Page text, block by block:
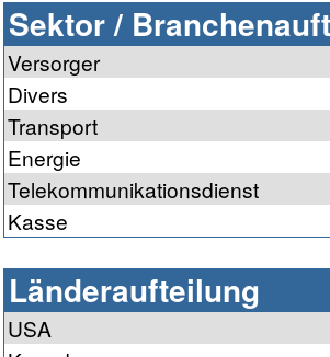
Sektor /
Versorger
Divers
Transport
Energie
Telekommunikationsdienst
Kasse
Länderaufteilung
USA